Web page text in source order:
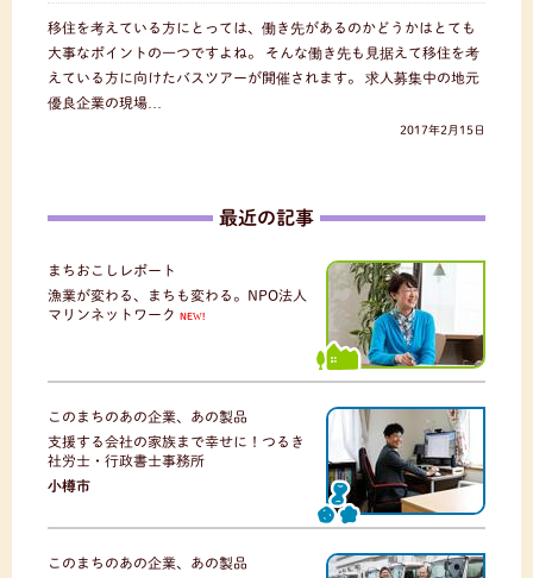
移住を考えている方にとっては、働き先があるのかどうかはとても
大事なポイントの一つですよね。 そんな働き先も見据えて移住を考
えている方に向けたバスツアーが開催されます。 求人募集中の地元
優良企業の現場…
2017年2月15日
最近の記事
まちおこしレポート
漁業が変わる、まちも変わる。NPO法人
マリンネットワーク
NEW!
このまちのあの企業、あの製品
支援する会社の家族まで幸せに！つるき
社労士・行政書士事務所
小樽市
このまちのあの企業、あの製品